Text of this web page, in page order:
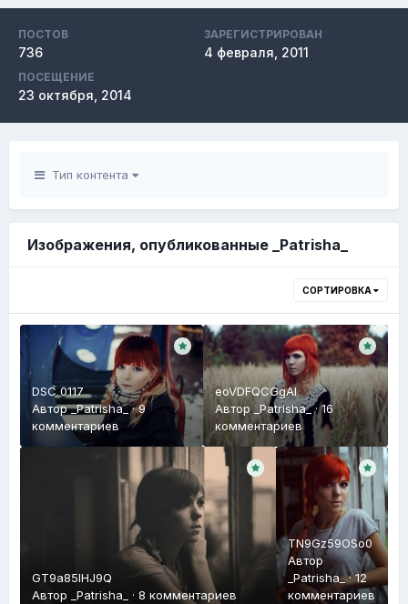
ПОСТОВ
736
ЗАРЕГИСТРИРОВАН
4 февраля, 2011
ПОСЕЩЕНИЕ
23 октября, 2014
Тип контента
Изображения, опубликованные _Patrisha_
СОРТИРОВКА
DSC 0117
Автор_Patrisha_·9
комментариев
eoVDFQCGgAI
Автор _Patrisha_·16
комментариев
GT9a85lHJ9Q
Автор
_Patrisha_ · 8 комментариев
TN9Gz59OSo0
Автор
_Patrisha_·12
комментариев